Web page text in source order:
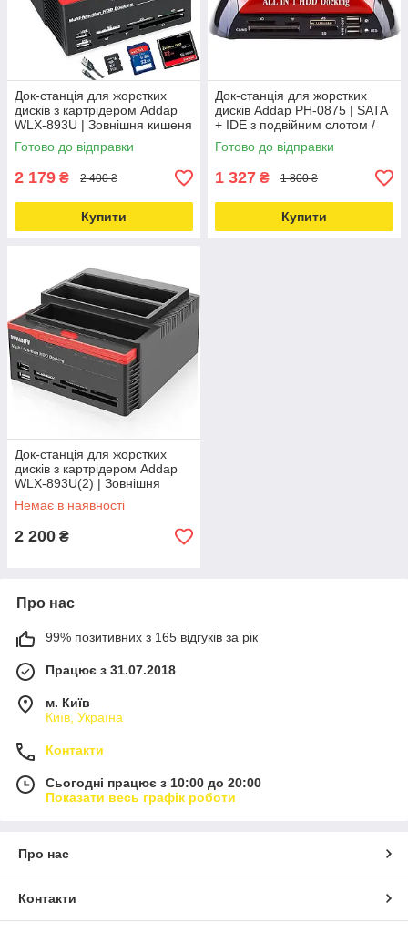
Док-станція для жорстких
дисків з картрідером Addap
WLX-893U | Зовнішня кишеня
SATA + IDE 2,5"/3,5"
Love&Life -online-multimarket-
Готово до відправки
2 179 ₴ 2 400 ₴
Купити
Док-станція для жорстких
дисків Addap PH-0875 | SATA
+ IDE з подвійним слотом /
кардридером / USB 2,0
Love&Life
Готово до відправки
1 327 ₴ 1 800 ₴
Купити
Док-станція для жорстких
дисків з картрідером Addap
WLX-893U(2) | Зовнішня
кишеня SATA 2,5"/3,5"
Love&Life -online-multimarket-
Немає в наявності
2 200 ₴
Про нас
99% позитивних з 165 відгуків за рік
Працює з 31.07.2018
м. Київ
Київ, Україна
Контакти
Сьогодні працює з 10:00 до 20:00
Показати весь графік роботи
Про нас
Контакти